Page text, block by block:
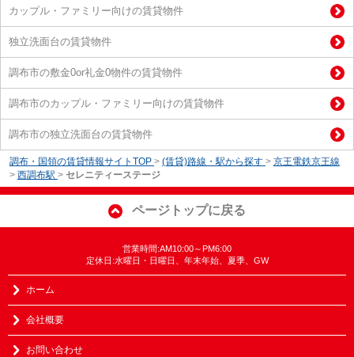
カップル・ファミリー向けの賃貸物件
独立洗面台の賃貸物件
調布市の敷金0or礼金0物件の賃貸物件
調布市のカップル・ファミリー向けの賃貸物件
調布市の独立洗面台の賃貸物件
調布・国領の賃貸情報サイトTOP > (賃貸)路線・駅から探す > 京王電鉄京王線
> 西調布駅 > セレニティーステージ
ページトップに戻る
営業時間:AM10:00～PM6:00
定休日:水曜日・日曜日、年末年始、夏季、GW
ホーム
会社概要
お問い合わせ